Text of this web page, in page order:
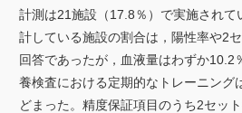
計測は21施設（17.8％）で実施されて
計している施設の割合は，陽性率や2
回答であったが，血液量はわずか10.2
養検査における定期的なトレーニング
どまった。精度保証項目のうち2セッ